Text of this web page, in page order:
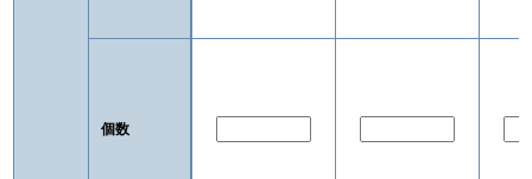
個数